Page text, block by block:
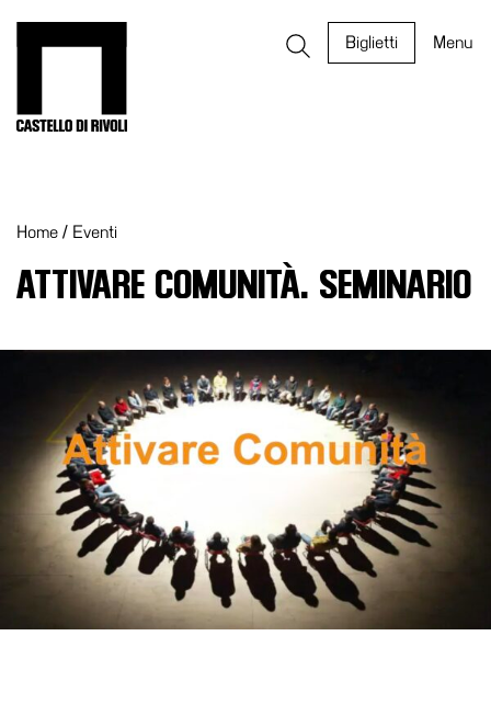
Biglietti Menu
Eventi
Archivi
del
Collezione
Accessibilità
Educazione
Educazione
Dipartimento
Educazione
Home / Eventi
ATTIVARE COMUNITÀ. SEMINARIO